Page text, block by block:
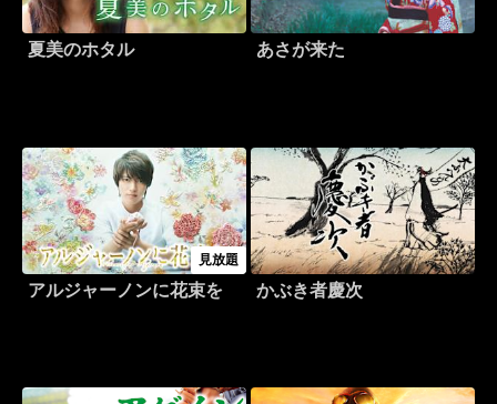
夏美のホタル あさが来た
見放題
アルジャーノンに花束を かぶき者慶次